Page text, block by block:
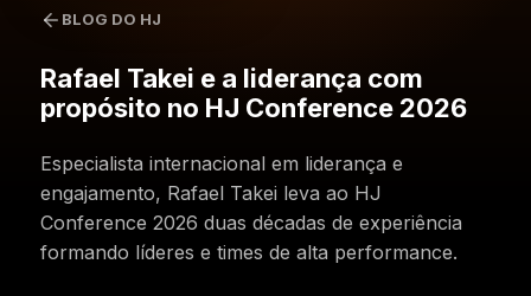
Não foi possível
carregar esta notícia.
Tente novamente em alguns instantes.